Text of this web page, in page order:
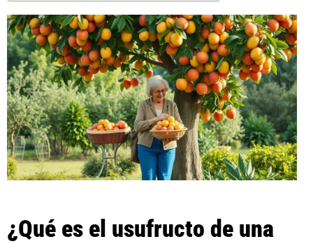
¿Qué es el usufructo de una